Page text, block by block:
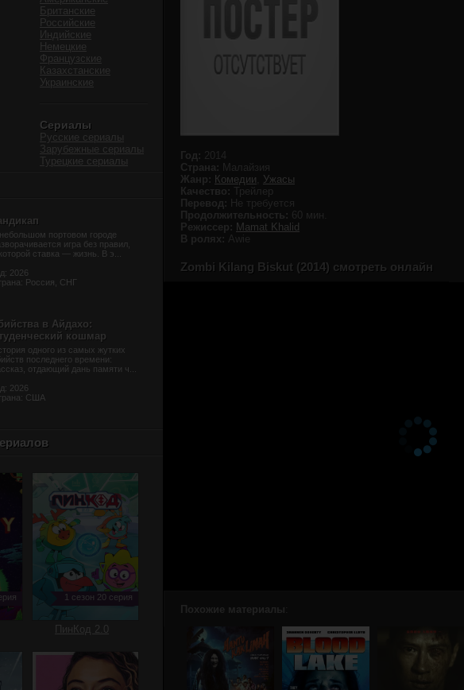
Год: 2014
Страна: Малайзия
Жанр: Комедии
Ужасы
Качество: Трейлер
Перевод: Не требуется
Продолжительность: 60 мин.
Режиссер: Mamat Khalid
В ролях: Awie
Zombi Kilang Biskut (2014) смотреть онлайн
Похожие материалы
Британские
Российские
Индийские
Немецкие
Французские
Казахстанские
Украинские
Сериалы
Русские сериалы
Зарубежные сериалы
Турецкие сериалы
портовом городе
игра без правил,
ставка — жизнь. В э...
2026
Россия, СНГ
в Айдахо:
кошмар
одного из самых жутких
последнего времени:
отдающий дань памяти ч...
2026
США
1 сезон 20 серия
ПинКод 2.0